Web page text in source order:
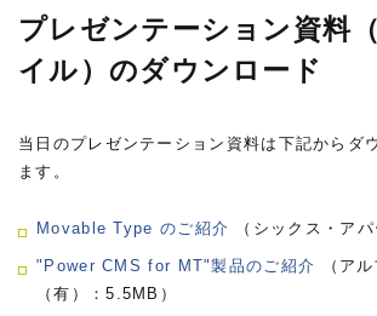
プレゼンテーション資料
イル）のダウンロード
当日のプレゼンテーション資料は下記からダ
ます。
Movable Type のご紹介 （シックス・アパ
"Power CMS for MT"製品のご紹介 （ア
（有）：5.5MB）